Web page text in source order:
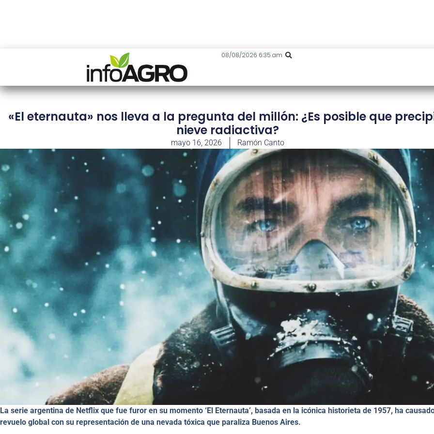
08/08/2026 6:35 am
«El eternauta» nos lleva a la pregunta del millón: ¿Es posible que
nieve radiactiva?
mayo 16, 2026 Ramón Canto
La serie argentina de Netflix que fue furor en su momento ‘El Eternauta’, basada en la icónica historieta de 1957, ha
revuelo global con su representación de una nevada tóxica que paraliza Buenos Aires.